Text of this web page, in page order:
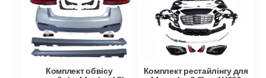
Комплект обвісу
Комплект рестайлінгу для